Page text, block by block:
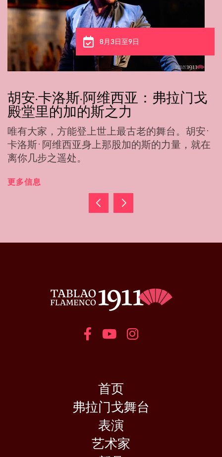
8月3日至9日
胡安·卡洛斯·阿维西亚：弗拉门戈
殿堂里的加的斯之力
唯有大家，方能登上世上最古老的舞台。胡安·
卡洛斯·阿维西亚身上那股加的斯的力量，就在
离你几步之遥处。
更多信息
首页
弗拉门戈舞台
表演
艺术家